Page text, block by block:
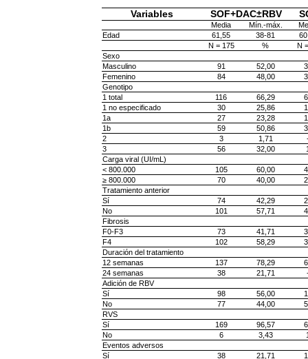
Variables SOF+DAC±RBV
Media Mín.-máx.
Edad
61,55 38-81
N = 175
%
N
Sexo
Masculino
91 52,00
Femenino
84 48,00
Genotipo
1 total
116 66,29
1 no especificado
30 25,86
1a
27 23,28
1b
59 50,86
2
3 1,71
3
56 32,00
Carga viral (UI/mL)
< 800.000
105 60,00
≥ 800.000
70 40,00
Tratamiento anterior
Sí
74 42,29
No
101 57,71
Fibrosis
F0-F3
73 41,71
F4
102 58,29
Duración del tratamiento
12 semanas
137 78,29
24 semanas
38 21,71
Adición de RBV
Sí
98 56,00
No
77 44,00
RVS
Sí
169 96,57
No
6 3,43
Eventos adversos
Sí
38 21,71